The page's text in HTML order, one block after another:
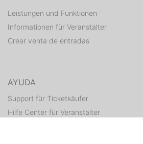
Leistungen und Funktionen
Informationen für Veranstalter
Crear venta de entradas
AYUDA
Support für Ticketkäufer
Hilfe Center für Veranstalter